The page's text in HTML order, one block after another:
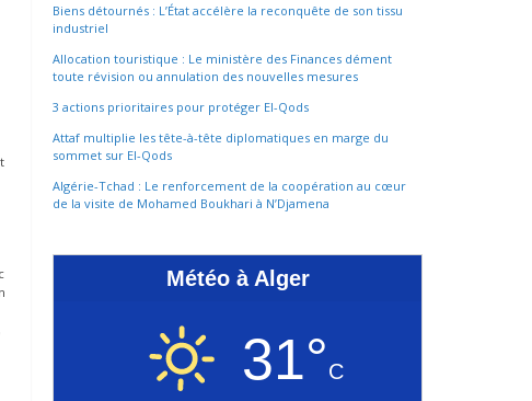
Biens détournés : L’État accélère la reconquête de son tissu
industriel
Allocation touristique : Le ministère des Finances dément
toute révision ou annulation des nouvelles mesures
3 actions prioritaires pour protéger El-Qods
Attaf multiplie les tête-à-tête diplomatiques en marge du
sommet sur El-Qods
Algérie-Tchad : Le renforcement de la coopération au cœur
de la visite de Mohamed Boukhari à N’Djamena
Météo à Alger
31°C